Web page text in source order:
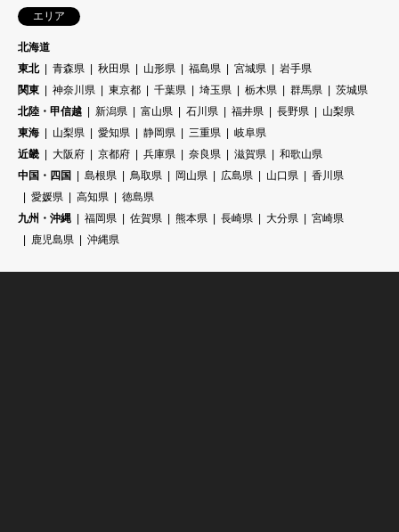
エリア
北海道
東北
青森県 秋田県 山形県 福島県 宮城県
岩手県
関東
神奈川県 東京都 千葉県 埼玉県 栃木県 群馬県
茨城県
北陸・甲信越
新潟県 富山県 石川県 福井県 長野県
山梨県
東海
山梨県 愛知県 静岡県 三重県
岐阜県
近畿
大阪府 京都府 兵庫県 奈良県 滋賀県
和歌山県
中国・四国
島根県 鳥取県 岡山県 広島県 山口県
香川県
愛媛県
高知県
徳島県
九州・沖縄
福岡県 佐賀県 熊本県 長崎県 大分県
宮崎県
鹿児島県
沖縄県